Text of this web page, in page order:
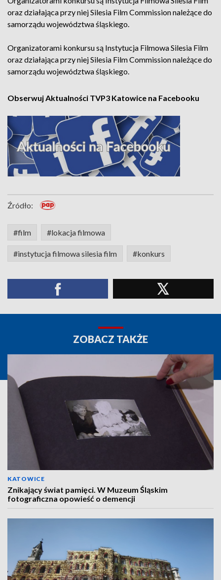
oraz działająca przy niej Silesia Film Commission należące do
samorządu województwa śląskiego.
Organizatorami konkursu są Instytucja Filmowa Silesia Film
oraz działająca przy niej Silesia Film Commission należące do
samorządu województwa śląskiego.
Obserwuj Aktualności TVP3 Katowice na Facebooku
Źródło:
#film #lokacja filmowa
#instytucja filmowa silesia film #konkurs
ZOBACZ TAKŻE
KATOWICE
Znikający świat pamięci. W Muzeum Śląskim
fotograficzna opowieść o demencji